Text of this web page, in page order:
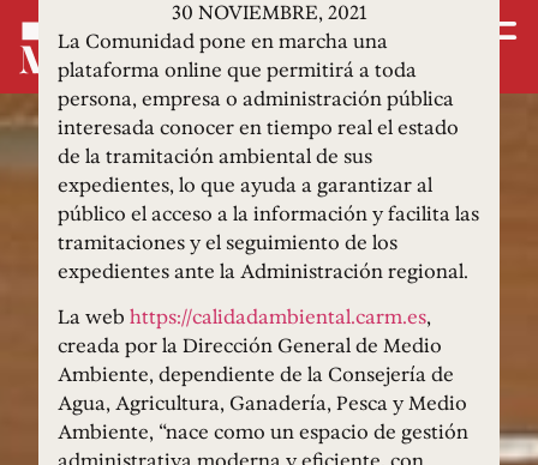
30 NOVIEMBRE, 2021
La Comunidad pone en marcha una
plataforma online que permitirá a toda
persona, empresa o administración pública
interesada conocer en tiempo real el estado
de la tramitación ambiental de sus
expedientes, lo que ayuda a garantizar al
público el acceso a la información y facilita las
tramitaciones y el seguimiento de los
expedientes ante la Administración regional.
La web https://calidadambiental.carm.es,
creada por la Dirección General de Medio
Ambiente, dependiente de la Consejería de
Agua, Agricultura, Ganadería, Pesca y Medio
Ambiente, “nace como un espacio de gestión